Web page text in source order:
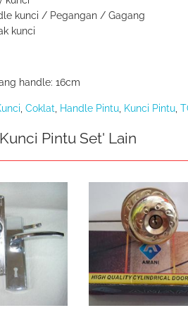
kunci / Pegangan / Gagang
kunci
handle: 16cm
, Coklat, Handle Pintu, Kunci Pintu,
Pintu Set' Lain